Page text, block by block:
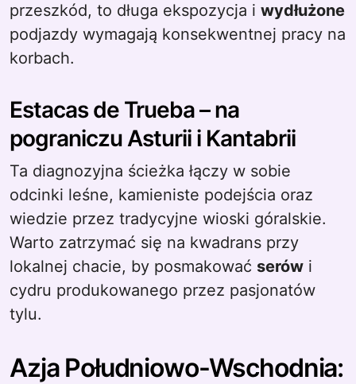
przeszkód, to długa ekspozycja i wydłużone
podjazdy wymagają konsekwentnej pracy na
korbach.
Estacas de Trueba – na
pograniczu Asturii i Kantabrii
Ta diagnozyjna ścieżka łączy w sobie
odcinki leśne, kamieniste podejścia oraz
wiedzie przez tradycyjne wioski góralskie.
Warto zatrzymać się na kwadrans przy
lokalnej chacie, by posmakować serów i
cydru produkowanego przez pasjonatów
tylu.
Azja Południowo-Wschodnia: